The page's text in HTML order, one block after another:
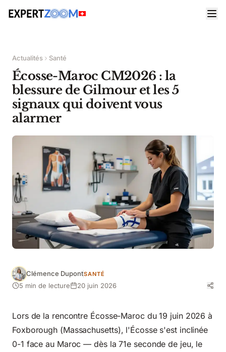
Actualités Santé
Écosse-Maroc CM2026 : la
blessure de Gilmour et les 5
signaux qui doivent vous
alarmer
Clémence DupontSANTÉ
5 min de lecture 20 juin 2026
Lors de la rencontre Écosse-Maroc du 19 juin 2026 à
Foxborough (Massachusetts), l'Écosse s'est inclinée
0-1 face au Maroc — dès la 71e seconde de jeu, le